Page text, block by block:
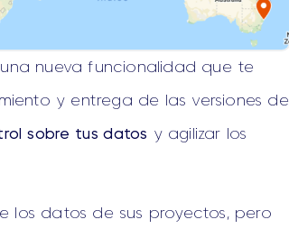
nueva funcionalidad que te
y entrega de las versiones de
sobre tus datos y agilizar los
los datos de sus proyectos, pero